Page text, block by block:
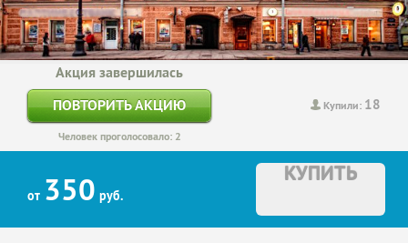
Купили: 18
Акция завершилась
ПОВТОРИТЬ АКЦИЮ
Человек проголосовало: 2
от 350 руб.
КУПИТЬ